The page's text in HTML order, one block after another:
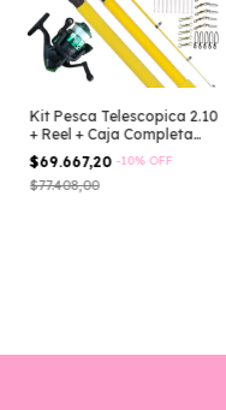
Kit Pesca Telescopica 2.10
+ Reel + Caja Completa
Rio Lineas
$69.667,20 -10% OFF
$77.408,00